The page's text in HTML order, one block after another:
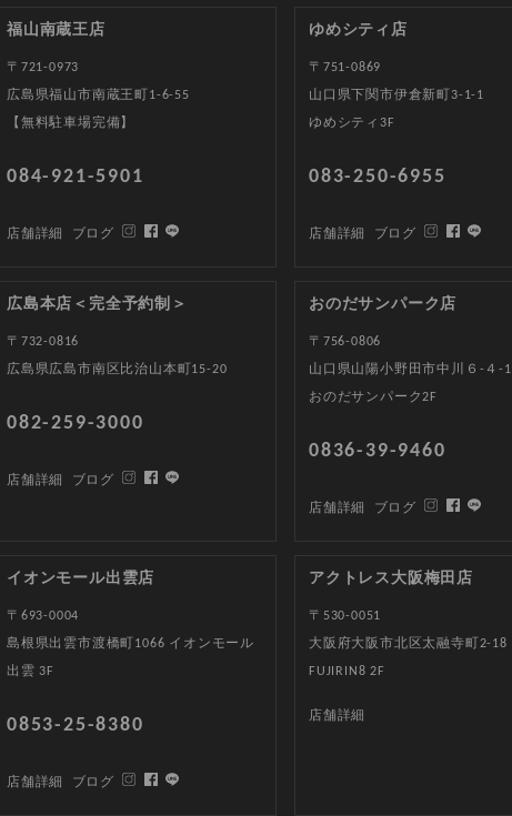
福山南蔵王店
〒721-0973
広島県福山市南蔵王町1-6-55
【無料駐車場完備】
084-921-5901
店舗詳細 ブログ
ゆめシティ店
〒751-0869
山口県下関市伊倉新町3-1-1
ゆめシティ3F
083-250-6955
店舗詳細 ブログ
広島本店＜完全予約制＞
〒732-0816
広島県広島市南区比治山本町15-20
082-259-3000
店舗詳細 ブログ
おのだサンパーク店
〒756-0806
山口県山陽小野田市中川６-４-1
おのだサンパーク2F
0836-39-9460
店舗詳細 ブログ
イオンモール出雲店
〒693-0004
島根県出雲市渡橋町1066 イオンモール
出雲 3F
0853-25-8380
店舗詳細 ブログ
アクトレス大阪梅田店
〒530-0051
大阪府大阪市北区太融寺町2-18
FUJIRIN8 2F
店舗詳細